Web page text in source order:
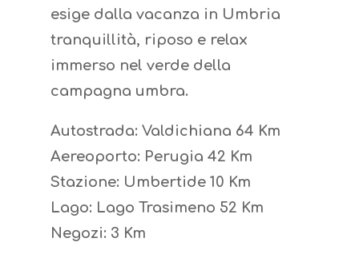
esige dalla vacanza in Umbria
tranquillità, riposo e relax
immerso nel verde della
campagna umbra.
Autostrada: Valdichiana 64 Km
Aereoporto: Perugia 42 Km
Stazione: Umbertide 10 Km
Lago: Lago Trasimeno 52 Km
Negozi: 3 Km